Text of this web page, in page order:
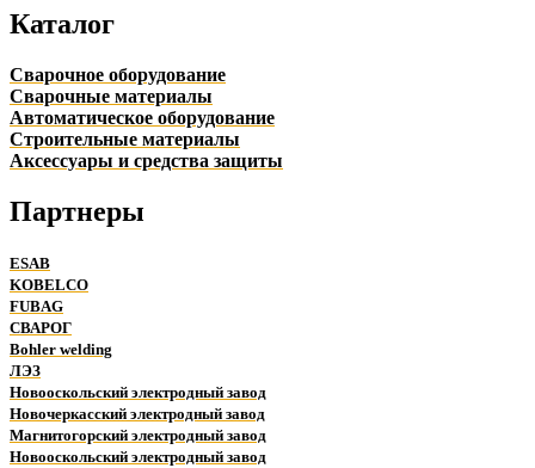
Каталог
Сварочное оборудование
Сварочные материалы
Автоматическое оборудование
Строительные материалы
Аксессуары и средства защиты
Партнеры
ESAB
KOBELCO
FUBAG
СВАРОГ
Bohler welding
ЛЭЗ
Новооскольский электродный завод
Новочеркасский электродный завод
Магнитогорский электродный завод
Новооскольский электродный завод